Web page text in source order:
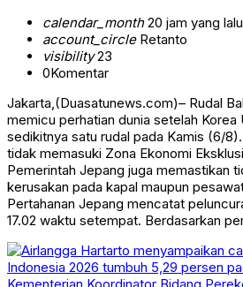
calendar_month20 jam yang lalu
account_circleRetanto
visibility23
0Komentar
Jakarta,(Duasatunews.com)– Rudal
memicu perhatian dunia setelah Korea
sedikitnya satu rudal pada Kamis (6/
tidak memasuki Zona Ekonomi
Pemerintah Jepang juga memastikan
kerusakan pada kapal maupun
Pertahanan Jepang mencatat
17.02 waktu setempat. Berdasarkan